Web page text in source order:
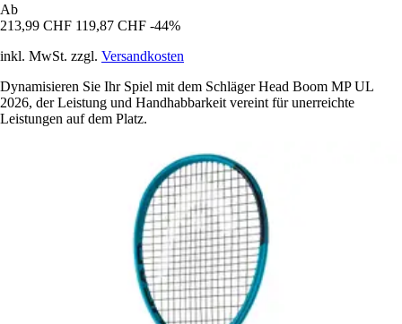
Ab
213,99 CHF 119,87 CHF -44%
inkl. MwSt. zzgl. Versandkosten
Dynamisieren Sie Ihr Spiel mit dem Schläger Head Boom MP UL
2026, der Leistung und Handhabbarkeit vereint für unerreichte
Leistungen auf dem Platz.